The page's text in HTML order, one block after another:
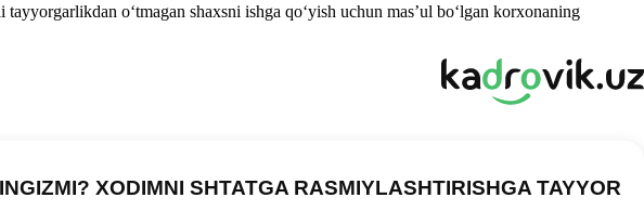
oʻtmagan shaхsni ishga qoʻyish uchun mas’ul boʻlgan korхonaning
XODIMNI SHTATGA RASMIYLASHTIRISHGA TAYYOR